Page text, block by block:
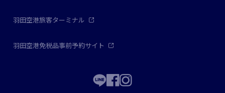
羽田空港旅客ターミナル
羽田空港免税品事前予約サイト